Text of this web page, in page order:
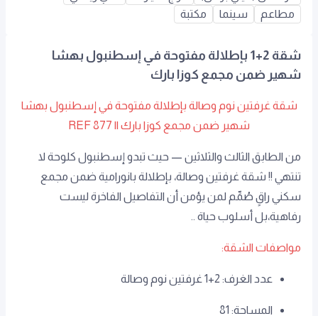
مطاعم
سينما مكتبة
شقة 2+1 بإطلالة مفتوحة في إسطنبول بهشا
شهير ضمن مجمع كوزا بارك
شقة غرفتين نوم وصالة بإطلالة مفتوحة في إسطنبول بهشا
شهير ضمن مجمع كوزا بارك || REF 877
من الطابق الثالث والثلاثين — حيث تبدو إسطنبول كلوحة لا
تنتهي !! شقة غرفتين وصالة، بإطلالة بانورامية ضمن مجمع
سكني راقٍ صُمِّم لمن يؤمن أن التفاصيل الفاخرة ليست
رفاهية،بل أسلوب حياة ..
مواصفات الشقة:
عدد الغرف: 2+1 غرفتين نوم وصالة
المساحة: 81